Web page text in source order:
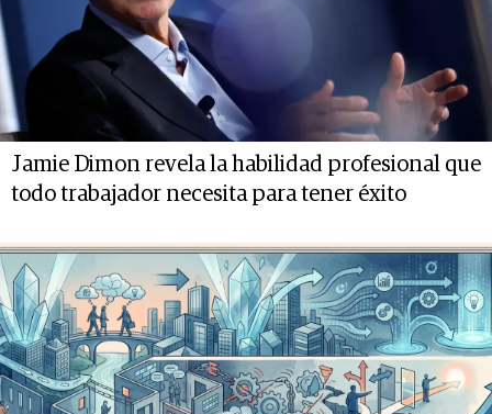
Jamie Dimon revela la habilidad profesional que
todo trabajador necesita para tener éxito